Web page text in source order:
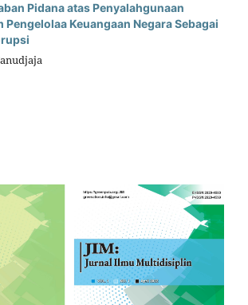
Pidana atas Penyalahgunaan
Pengelolaa Keuangaan Negara Sebagai